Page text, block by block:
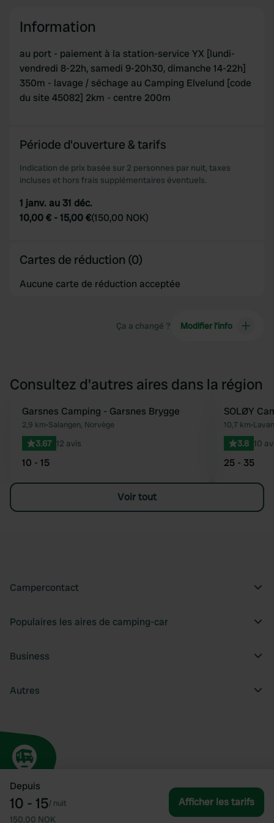
Depuis
10 - 15/ nuit
150,00 NOK
Afficher les tarifs
Information
au port - paiement à la station-service YX [lundi-
vendredi 8-22h, samedi 9-20h30, dimanche 14-22h]
350m - lavage / séchage au Camping Elvelund [code
du site 45082] 2km - centre 200m
Période d'ouverture & tarifs
Indication de prix basée sur 2 personnes par nuit, taxes
incluses et hors frais supplémentaires éventuels.
1 janv. au 31 déc.
10,00 € -15,00 €(150,00 NOK)
Cartes de réduction (0)
Aucune carte de réduction acceptée
Ça a changé ? Modifier l’info
Consultez d'autres aires dans la région
Préféré
Garsnes Camping - Garsnes Brygge
2,9 km•Salangen, Norvège
3.67 12 avis
10 - 15
SOLØY
10,7 km•
3.8 10
25 - 35
Voir tout
Campercontact
Populaires les aires de camping-car
Business
Autres